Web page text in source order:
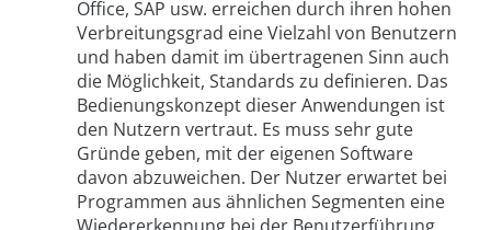
Office, SAP usw. erreichen durch ihren hohen
Verbreitungsgrad eine Vielzahl von Benutzern
und haben damit im übertragenen Sinn auch
die Möglichkeit, Standards zu definieren. Das
Bedienungskonzept dieser Anwendungen ist
den Nutzern vertraut. Es muss sehr gute
Gründe geben, mit der eigenen Software
davon abzuweichen. Der Nutzer erwartet bei
Programmen aus ähnlichen Segmenten eine